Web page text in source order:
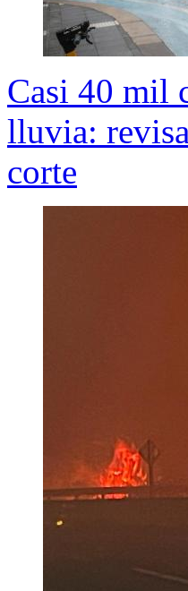
Casi 40 mil
lluvia:
corte